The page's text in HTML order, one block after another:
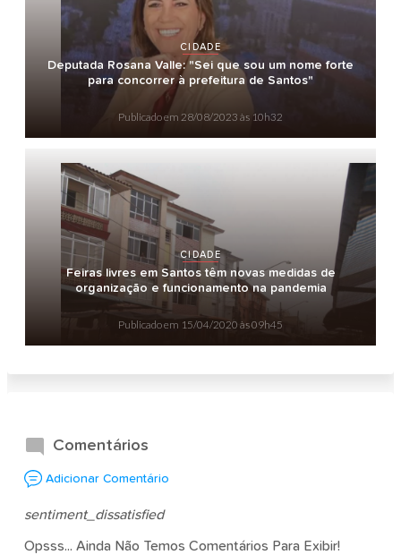
CIDADE
Deputada Rosana Valle: "Sei que sou um nome forte
para concorrer à prefeitura de Santos"
Publicado em 28/08/2023 às 10h32
CIDADE
Feiras livres em Santos têm novas medidas de
organização e funcionamento na pandemia
Publicado em 15/04/2020 às 09h45
Comentários
Adicionar Comentário
sentiment_dissatisfied
Opsss... Ainda Não Temos Comentários Para Exibir!